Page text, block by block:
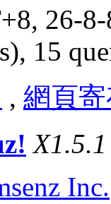
26-
15
, 網頁
X1.5.1
Inc.